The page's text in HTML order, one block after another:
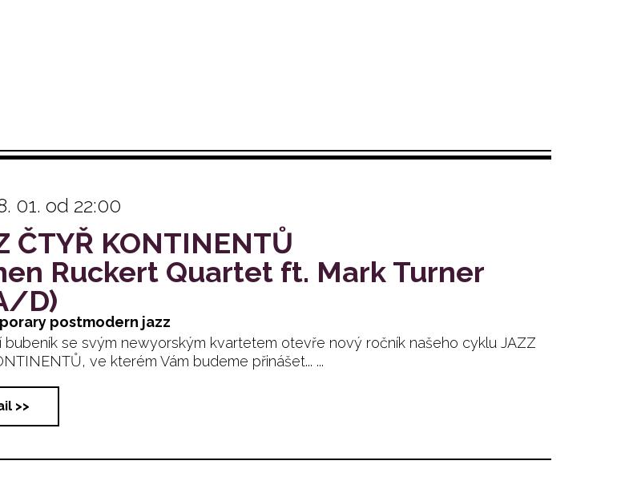
01. od 22:00
ČTYŘ KONTINENTŮ
Ruckert Quartet ft. Mark Turner
D)
postmodern jazz
bubeník se svým newyorským kvartetem otevře nový ročník našeho cyklu JAZZ
ve kterém Vám budeme přinášet... ...
>>